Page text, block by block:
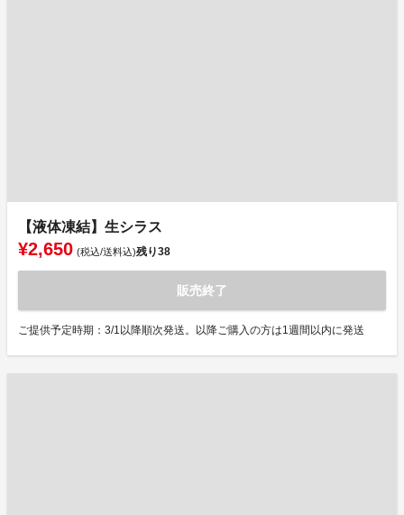
【液体凍結】生シラス
¥2,650 (税込/送料込)残り38
販売終了
ご提供予定時期：3/1以降順次発送。以降ご購入の方は1週間以内に発送